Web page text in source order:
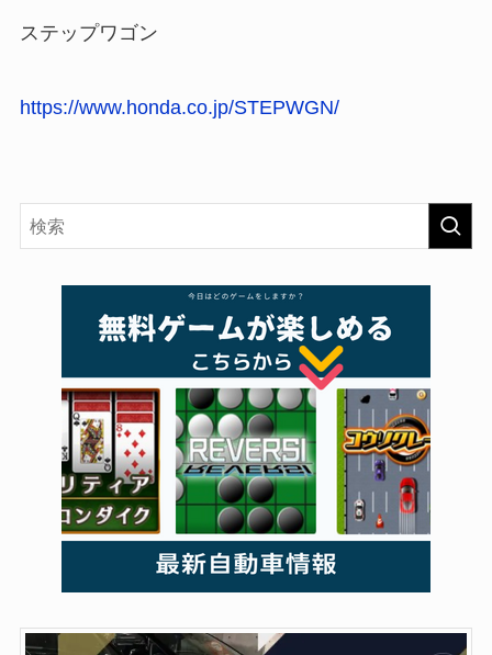
ステップワゴン
https://www.honda.co.jp/STEPWGN/